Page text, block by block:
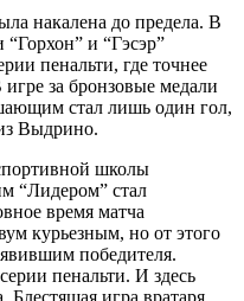
накалена до предела. В
и “Гэсэр”
пенальти, где точнее
за бронзовые медали
стал лишь один гол,
Выдрино.
школы
“Лидером” стал
время матча
курьезным, но от этого
победителя.
пенальти. И здесь
Блестящая игра вратаря